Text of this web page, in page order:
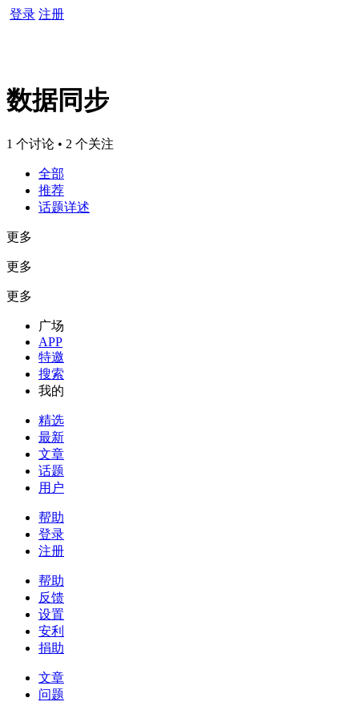
登录 注册
数据同步
1 个讨论 • 2 个关注
全部
推荐
话题详述
更多
更多
更多
广场
APP
特邀
搜索
我的
精选
最新
文章
话题
用户
帮助
登录
注册
帮助
反馈
设置
安利
捐助
文章
问题